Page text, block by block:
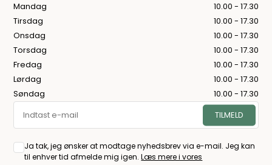
Mandag
10.00 - 17.30
Tirsdag
10.00 - 17.30
Onsdag
10.00 - 17.30
Torsdag
10.00 - 17.30
Fredag
10.00 - 17.30
Lørdag
10.00 - 17.30
Søndag
10.00 - 17.30
Ja tak, jeg ønsker at modtage nyhedsbrev via e-mail. Jeg kan
til enhver tid afmelde mig igen.Læs mere i vores